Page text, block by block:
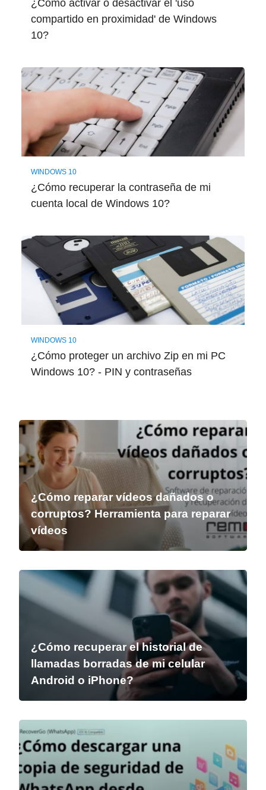
¿Cómo activar o desactivar el 'uso
compartido en proximidad' de Windows
10?
WINDOWS 10
¿Cómo recuperar la contraseña de mi
cuenta local de Windows 10?
WINDOWS 10
¿Cómo proteger un archivo Zip en mi PC
Windows 10? - PIN y contraseñas
¿Cómo reparar vídeos dañados o
corruptos? Herramienta para reparar
vídeos
¿Cómo recuperar el historial de
llamadas borradas de mi celular
Android o iPhone?